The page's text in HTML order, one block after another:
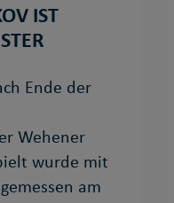
IST
Ende der
Wehener
wurde mit
am